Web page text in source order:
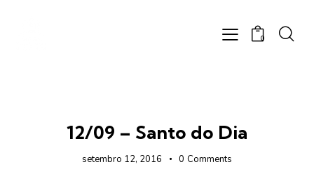
0
12/09 – Santo do Dia
setembro 12, 2016 0 Comments